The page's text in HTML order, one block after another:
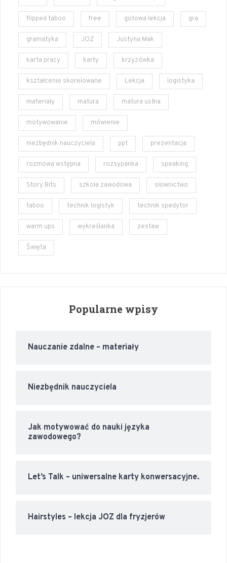
flipped taboo free gotowa lekcja gra
gramatyka JOZ Justyna Mak
karta pracy karty krzyżówka
kształcenie skorelowane Lekcja logistyka
materiały matura matura ustna
motywowanie mówienie
niezbędnik nauczyciela ppt prezentacja
rozmowa wstępna rozsypanka speaking
Story Bits szkoła zawodowa słownictwo
taboo technik logistyk technik spedytor
warm ups wykreślanka zestaw
Święta
Popularne wpisy
Nauczanie zdalne – materiały
Niezbędnik nauczyciela
Jak motywować do nauki języka
zawodowego?
Let’s Talk – uniwersalne karty konwersacyjne.
Hairstyles – lekcja JOZ dla fryzjerów